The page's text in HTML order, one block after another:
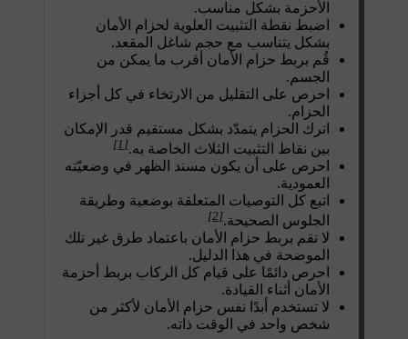
الأحزمة بشكل مناسب.
اضبط نقطة التثبيت العلوية لحزام الأمان
بشكل يتناسب مع حجم شاغل المقعد.
قُم بربط حزام الأمان أقرب ما يمكن من
الجسم.
احرص على التقليل من الارتخاء في كل أجزاء
الحزام.
اترك الحزام يتمدّد بشكل مستقيم قدر الإمكان
بين نقاط التثبيت الثلاث الخاصة به.[1]
احرص على أن يكون مسند الظهر في وضعيّته
العمودية.
اتبع كل التوصيات المتعلقة بوضعية وطريقة
الجلوس الصحيحة.[2]
لا تقم بربط حزام الأمان باعتماد طرق غير تلك
الموضحة في هذا الدليل.
احرص دائمًا على قيام كل الركاب بربط أحزمة
الأمان أثناء القيادة.
لا تستخدم أبدًا نفس حزام الأمان لأكثر من
شخص واحد في الوقت ذاته.